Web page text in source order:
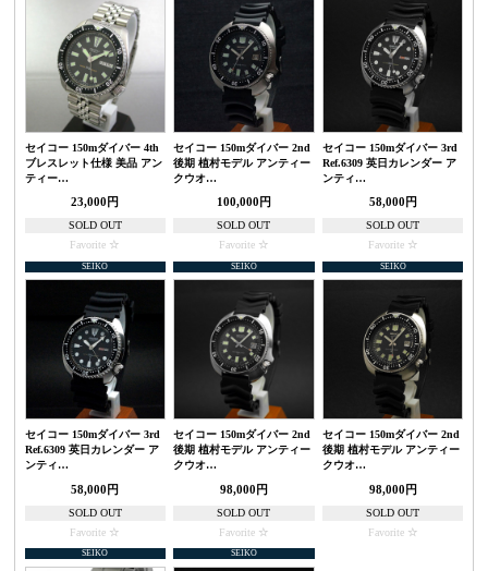
セイコー 150mダイバー 4th
ブレスレット仕様 美品 アン
ティー…
23,000円
SOLD OUT
Favorite
セイコー 150mダイバー 2nd
後期 植村モデル アンティー
クウオ…
100,000円
SOLD OUT
Favorite
セイコー 150mダイバー 3rd
Ref.6309 英日カレンダー ア
ンティ…
58,000円
SOLD OUT
Favorite
SEIKO
セイコー 150mダイバー 3rd
Ref.6309 英日カレンダー ア
ンティ…
58,000円
SOLD OUT
Favorite
SEIKO
セイコー 150mダイバー 2nd
後期 植村モデル アンティー
クウオ…
98,000円
SOLD OUT
Favorite
SEIKO
セイコー 150mダイバー 2nd
後期 植村モデル アンティー
クウオ…
98,000円
SOLD OUT
Favorite
SEIKO SEIKO